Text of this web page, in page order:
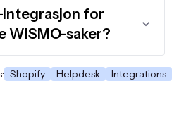
integrasjon for
WISMO-saker?
Shopify Helpdesk Integrations